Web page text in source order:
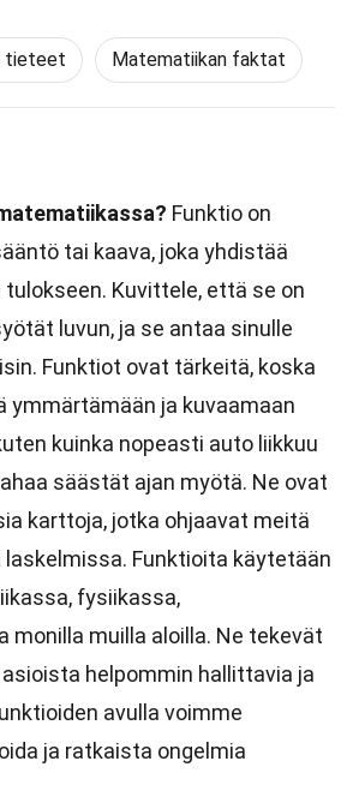
tieteet Matematiikan faktat
Funktio on
tai kaava, joka yhdistää
Kuvittele, että se on
luvun, ja se antaa sinulle
Funktiot ovat tärkeitä, koska
ymmärtämään ja kuvaamaan
kuinka nopeasti auto liikkuu
säästät ajan myötä. Ne ovat
karttoja, jotka ohjaavat meitä
Funktioita käytetään
fysiikassa,
monilla muilla aloilla. Ne tekevät
helpommin hallittavia ja
avulla voimme
ja ratkaista ongelmia